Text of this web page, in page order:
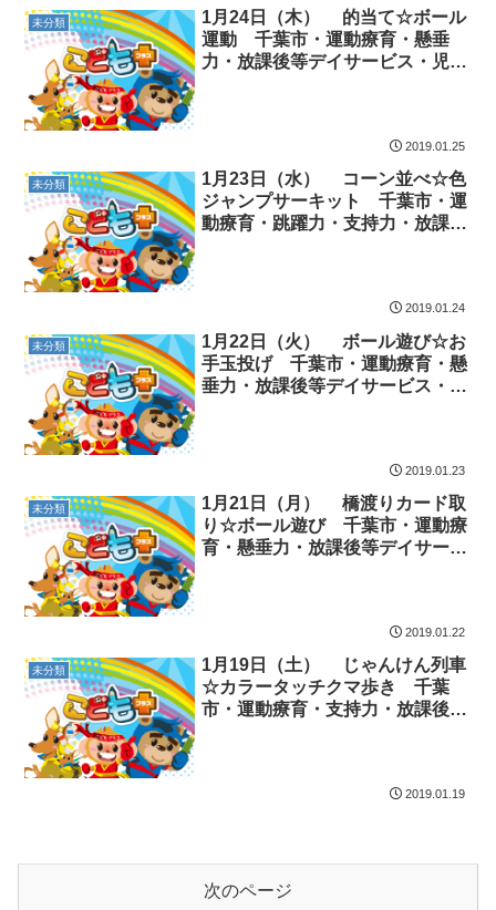
未分類
1月24日（木） 的当て☆ボール
運動 千葉市・運動療育・懸垂
力・放課後等デイサービス・児童
2019.01.25
未分類
1月23日（水） コーン並べ☆色
ジャンプサーキット 千葉市・運
動療育・跳躍力・支持力・放課後
2019.01.24
未分類
1月22日（火） ボール遊び☆お
手玉投げ 千葉市・運動療育・懸
垂力・放課後等デイサービス・児
2019.01.23
未分類
1月21日（月） 橋渡りカード取
り☆ボール遊び 千葉市・運動療
育・懸垂力・放課後等デイサービ
2019.01.22
未分類
1月19日（土） じゃんけん列車
☆カラータッチクマ歩き 千葉
市・運動療育・支持力・放課後等
2019.01.19
次のページ